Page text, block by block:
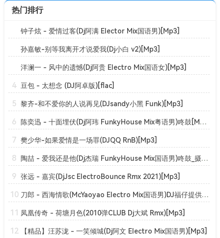
热门排行
钟子炫 - 爱情过客(Dj阿满 Elector Mix国语男)[Mp3]
孙嘉敏-别等我离开才说爱我(Dj小白 v2)[Mp3]
洋澜一 - 风中的遗憾(Dj阿贵 Electro Mix国语女)[Mp3]
4 豆包 - 太想念 (DJ阿卓版)[flac]
5 黎齐-和不爱你的人说再见(DJsandy小黑 Funk)[Mp3]
6 陈奕迅 - 十面埋伏(Dj阿玮 FunkyHouse Mix粤语男)咚鼓[Mp3]
7 樊少华-如果爱情是一场罪(DJQQ RnB)[Mp3]
8 陶喆 - 爱我还是他(Dj杰瑞 FunkyHouse Mix国语男)咚鼓_摄魂低音[Mp3]
9 张远 - 嘉宾(DjJsc ElectroBounce Rmx 2021)[Mp3]
10 刀郎 - 西海情歌(McYaoyao Electro Mix国语男)DJ福仔提供[Mp3]
11 凤凰传奇 - 荷塘月色(2010弹CLUB Dj大斌 Rmx)[Mp3]
12 【精品】汪苏泷 - 一笑倾城(Dj阿文 Electro Mix国语男)[Mp3]